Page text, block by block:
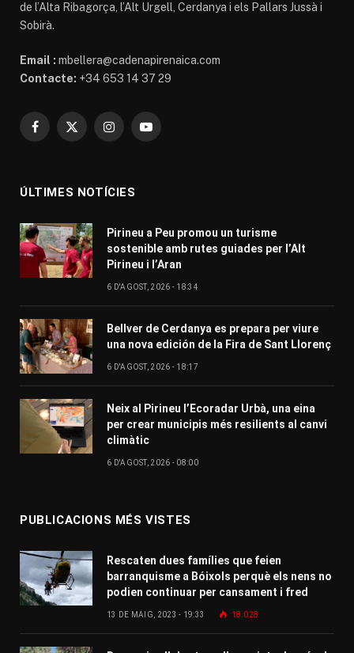
de l’Alta Ribagorça, l’Alt Urgell, Cerdanya i els Pallars Jussà i
Sobirà.
Email : mbellera@cadenapirenaica.com
Contacte: +34 653 14 37 29
Facebook
X
InstagramYouTube
ÚLTIMES NOTÍCIES
Pirineu a Peu promou un turisme
sostenible amb rutes guiades per l’Alt
Pirineu i l’Aran
6 D'AGOST, 2026 - 18:34
Bellver de Cerdanya es prepara per viure
una nova edición de la Fira de Sant Llorenç
6 D'AGOST, 2026 - 18:17
Neix al Pirineu l’Ecoradar Urbà, una eina
per crear municipis més resilients al canvi
climàtic
6 D'AGOST, 2026 - 08:00
PUBLICACIONS MÉS VISTES
Rescaten dues famílies que feien
barranquisme a Bóixols perquè els nens no
podien continuar per cansament i fred
13 DE MAIG, 2023 - 19:33 18.028